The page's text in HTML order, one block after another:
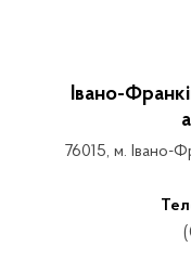
Івано-
76015, м. Івано-